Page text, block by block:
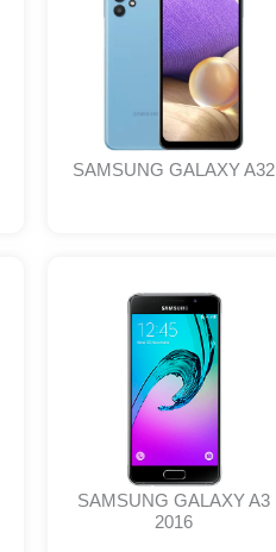
SAMSUNG GALAXY A32
SAMSUNG GALAXY A3
2016